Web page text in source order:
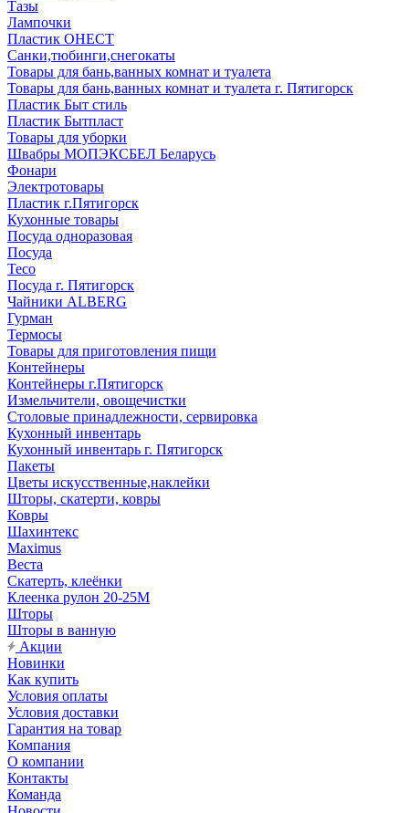
Тазы
Лампочки
Пластик ОНЕСТ
Санки,тюбинги,снегокаты
Товары для бань,ванных комнат и туалета
Товары для бань,ванных комнат и туалета г. Пятигорск
Пластик Быт стиль
Пластик Бытпласт
Товары для уборки
Швабры МОПЭКСБЕЛ Беларусь
Фонари
Электротовары
Пластик г.Пятигорск
Кухонные товары
Посуда одноразовая
Посуда
Teco
Посуда г. Пятигорск
Чайники ALBERG
Гурман
Термосы
Товары для приготовления пищи
Контейнеры
Контейнеры г.Пятигорск
Измельчители, овощечистки
Столовые принадлежности, сервировка
Кухонный инвентарь
Кухонный инвентарь г. Пятигорск
Пакеты
Цветы искусственные,наклейки
Шторы, скатерти, ковры
Ковры
Шахинтекс
Maximus
Веста
Скатерть, клеёнки
Клеенка рулон 20-25М
Шторы
Шторы в ванную
Акции
Новинки
Как купить
Условия оплаты
Условия доставки
Гарантия на товар
Компания
О компании
Контакты
Команда